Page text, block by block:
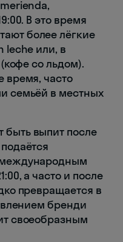
В это время
более лёгкие
leche или, в
со льдом).
время, часто
семьёй в местных
выпит после
международным
а часто и после
превращается в
бренди
своеобразным